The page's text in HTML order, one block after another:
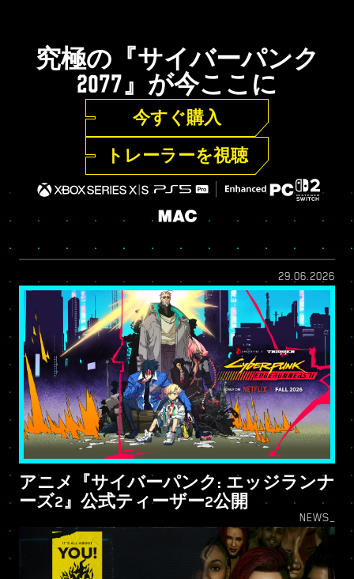
究極の『サイバーパンク
2077』が今ここに
今すぐ購入
トレーラーを視聴
29.06.2026
アニメ『サイバーパンク: エッジランナ
ーズ2』公式ティーザー2公開
NEWS_